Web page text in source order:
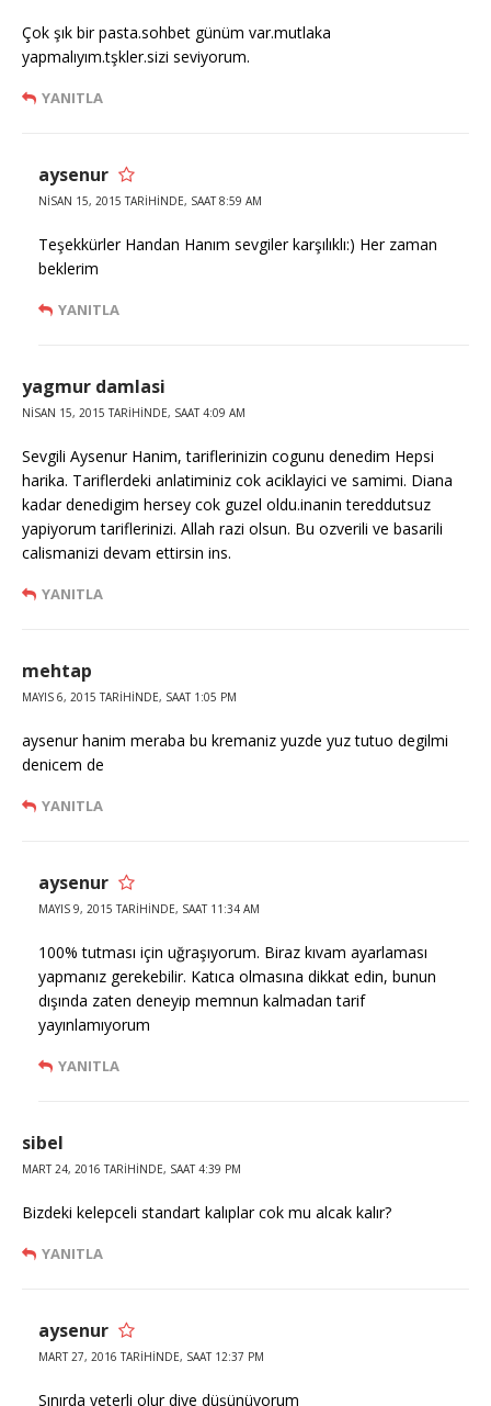
Çok şık bir pasta.sohbet günüm var.mutlaka
yapmalıyım.tşkler.sizi seviyorum.
YANITLA
aysenur
NISAN 15, 2015 TARIHINDE, SAAT 8:59 AM
Teşekkürler Handan Hanım sevgiler karşılıklı:) Her zaman
beklerim
YANITLA
yagmur damlasi
NISAN 15, 2015 TARIHINDE, SAAT 4:09 AM
Sevgili Aysenur Hanim, tariflerinizin cogunu denedim Hepsi
harika. Tariflerdeki anlatiminiz cok aciklayici ve samimi. Diana
kadar denedigim hersey cok guzel oldu.inanin tereddutsuz
yapiyorum tariflerinizi. Allah razi olsun. Bu ozverili ve basarili
calismanizi devam ettirsin ins.
YANITLA
mehtap
MAYIS 6, 2015 TARIHINDE, SAAT 1:05 PM
aysenur hanim meraba bu kremaniz yuzde yuz tutuo degilmi
denicem de
YANITLA
aysenur
MAYIS 9, 2015 TARIHINDE, SAAT 11:34 AM
100% tutması için uğraşıyorum. Biraz kıvam ayarlaması
yapmanız gerekebilir. Katıca olmasına dikkat edin, bunun
dışında zaten deneyip memnun kalmadan tarif
yayınlamıyorum
YANITLA
sibel
MART 24, 2016 TARIHINDE, SAAT 4:39 PM
Bizdeki kelepceli standart kalıplar cok mu alcak kalır?
YANITLA
aysenur
MART 27, 2016 TARIHINDE, SAAT 12:37 PM
Sınırda yeterli olur diye düşünüyorum